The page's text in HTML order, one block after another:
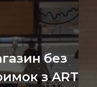
без
з ART